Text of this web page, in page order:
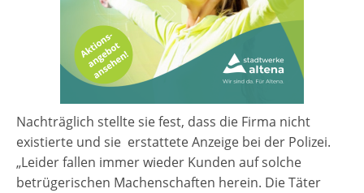
Nachträglich stellte sie fest, dass die Firma nicht
existierte und sie erstattete Anzeige bei der Polizei.
„Leider fallen immer wieder Kunden auf solche
betrügerischen Machenschaften herein. Die Täter